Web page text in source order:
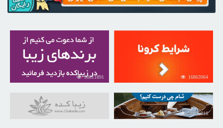
16863964
30811891
31035916